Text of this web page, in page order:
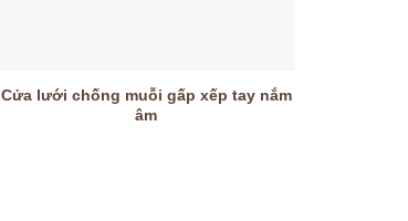
Cửa lưới chống muỗi gấp xếp tay nắm
âm